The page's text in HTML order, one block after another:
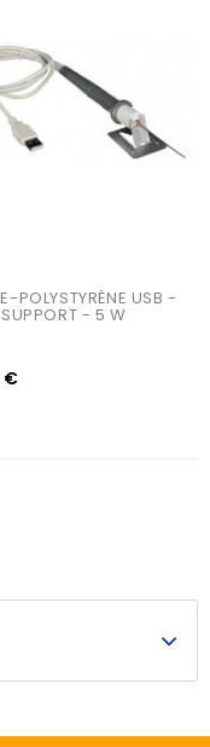
POLYSTYRÈNE USB -
- 5 W
€